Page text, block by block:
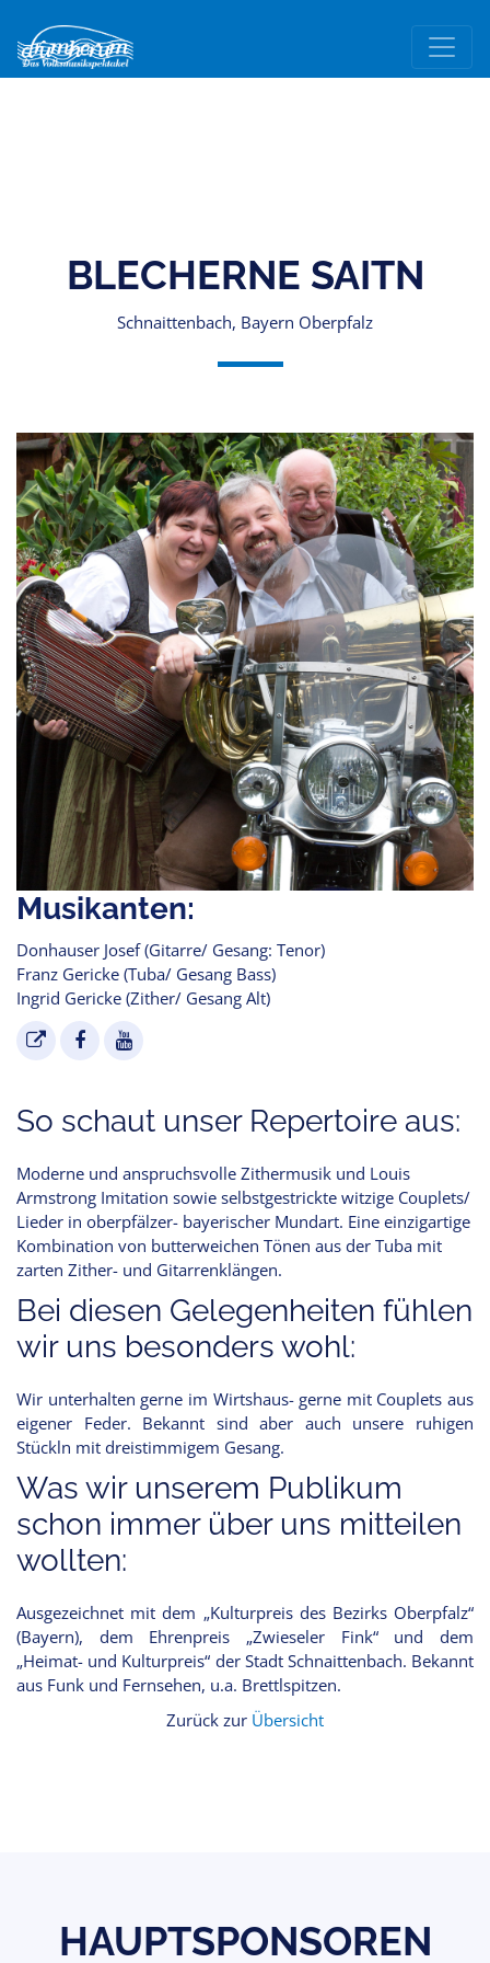
BLECHERNE SAITN
Schnaittenbach, Bayern Oberpfalz
Musikanten:
Donhauser Josef (Gitarre/ Gesang: Tenor)
Franz Gericke (Tuba/ Gesang Bass)
Ingrid Gericke (Zither/ Gesang Alt)
So schaut unser Repertoire aus:
Moderne und anspruchsvolle Zithermusik und Louis
Armstrong Imitation sowie selbstgestrickte witzige Couplets/
Lieder in oberpfälzer- bayerischer Mundart. Eine einzigartige
Kombination von butterweichen Tönen aus der Tuba mit
zarten Zither- und Gitarrenklängen.
Bei diesen Gelegenheiten fühlen
wir uns besonders wohl:
Wir unterhalten gerne im Wirtshaus- gerne mit Couplets aus
eigener Feder. Bekannt sind aber auch unsere ruhigen
Stückln mit dreistimmigem Gesang.
Was wir unserem Publikum
schon immer über uns mitteilen
wollten:
Ausgezeichnet mit dem „Kulturpreis des Bezirks Oberpfalz“
(Bayern), dem Ehrenpreis „Zwieseler Fink“ und dem
„Heimat- und Kulturpreis“ der Stadt Schnaittenbach. Bekannt
aus Funk und Fernsehen, u.a. Brettlspitzen.
Zurück zur Übersicht
HAUPTSPONSOREN